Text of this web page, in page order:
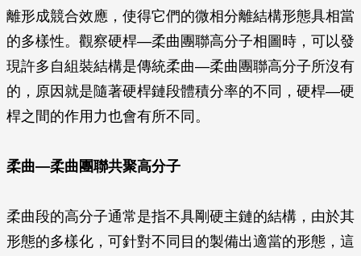
離形成競合效應，使得它們的微相分離結構形態具相當
的多樣性。觀察硬桿—柔曲團聯高分子相圖時，可以發
現許多自組裝結構是傳統柔曲—柔曲團聯高分子所沒有
的，原因就是隨著硬桿鏈段體積分率的不同，硬桿—硬
桿之間的作用力也會有所不同。
柔曲—柔曲團聯共聚高分子
柔曲段的高分子通常是指不具剛硬主鏈的結構，由於其
形態的多樣化，可針對不同目的製備出適當的形態，這